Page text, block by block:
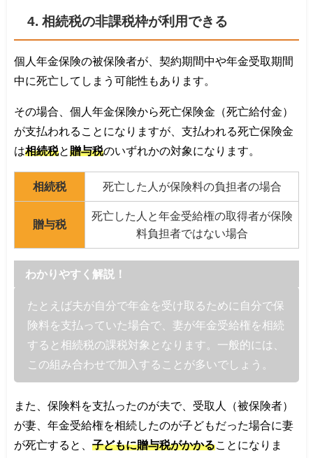
4. 相続税の非課税枠が利用できる
個人年金保険の被保険者が、契約期間中や年金受取期間
中に死亡してしまう可能性もあります。
その場合、個人年金保険から死亡保険金（死亡給付金）
が支払われることになりますが、支払われる死亡保険金
は相続税と贈与税のいずれかの対象になります。
相続税 死亡した人が保険料の負担者の場合
贈与税
死亡した人と年金受給権の取得者が保険
料負担者ではない場合
わかりやすく解説！
たとえば夫が自分で年金を受け取るために自分で保
険料を支払っていた場合で、妻が年金受給権を相続
すると相続税の課税対象となります。一般的には、
この組み合わせで加入することが多いでしょう。
また、保険料を支払ったのが夫で、受取人（被保険者）
が妻、年金受給権を相続したのが子どもだった場合に妻
が死亡すると、 子どもに贈与税がかかることになりま